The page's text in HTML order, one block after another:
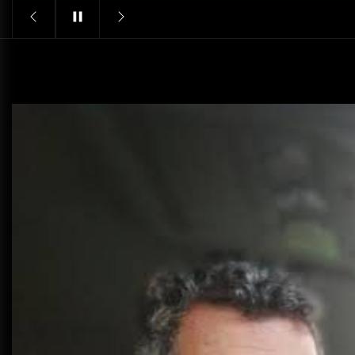
Get Reliable Calibration Services
in Port Said for Your Needs
يونيو 25, 2025